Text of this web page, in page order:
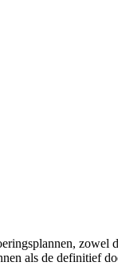
als de definitief